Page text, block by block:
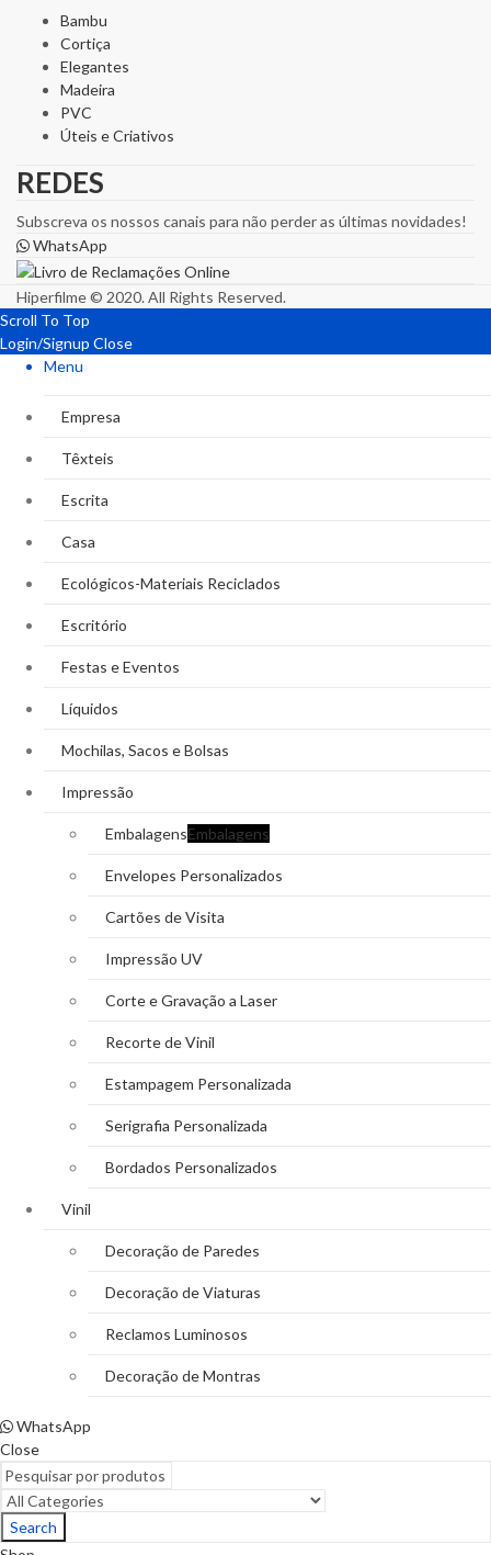
Bambu
Cortiça
Elegantes
Madeira
PVC
Úteis e Criativos
REDES
Subscreva os nossos canais para não perder as últimas novidades!
WhatsApp
Hiperfilme © 2020. All Rights Reserved.
Scroll To Top
Login/Signup Close
Menu
Empresa
Têxteis
Escrita
Casa
Ecológicos-Materiais Reciclados
Escritório
Festas e Eventos
Líquidos
Mochilas, Sacos e Bolsas
Impressão
EmbalagensEmbalagens
Envelopes Personalizados
Cartões de Visita
Impressão UV
Corte e Gravação a Laser
Recorte de Vinil
Estampagem Personalizada
Serigrafia Personalizada
Bordados Personalizados
Vinil
Decoração de Paredes
Decoração de Viaturas
Reclamos Luminosos
Decoração de Montras
WhatsApp
Close
Search